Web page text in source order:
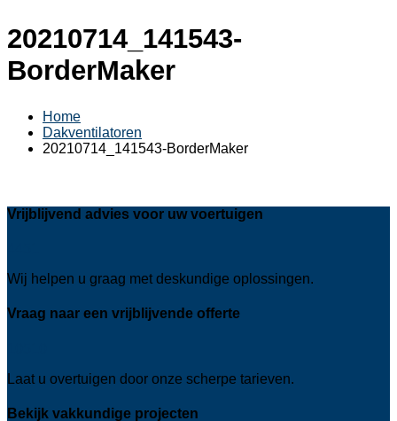
20210714_141543-
BorderMaker
Home
Dakventilatoren
20210714_141543-BorderMaker
Vrijblijvend advies voor uw voertuigen
Wij helpen u graag met deskundige oplossingen.
Vraag naar een vrijblijvende offerte
Laat u overtuigen door onze scherpe tarieven.
Bekijk vakkundige projecten